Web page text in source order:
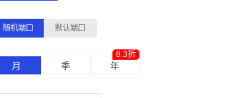
随机端口 默认端口
月 季 年
8.3折